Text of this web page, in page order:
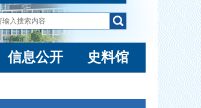
信息公开 史料馆